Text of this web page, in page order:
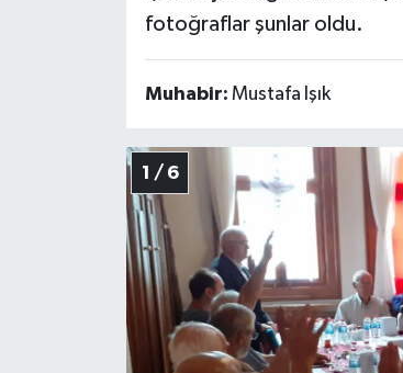
fotoğraflar şunlar oldu.
Muhabir: Mustafa Işık
1 / 6